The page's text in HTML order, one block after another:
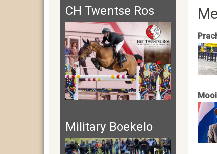
CH Twentse Ros
Military Boekelo